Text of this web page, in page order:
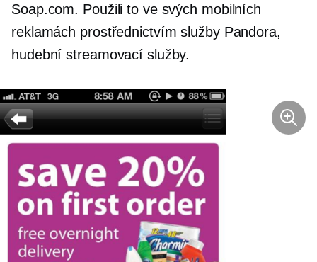
Soap.com. Použili to ve svých mobilních
reklamách prostřednictvím služby Pandora,
hudební streamovací služby.